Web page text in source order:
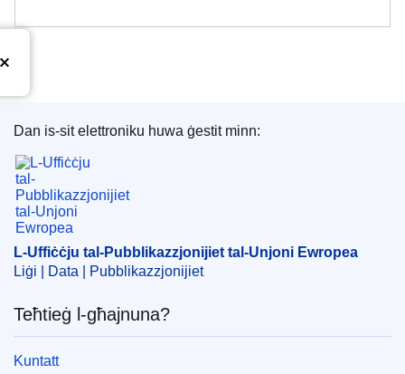
L-Uffiċċju tal-Pubblikazzjonijiet tal-Unjoni
Dan is-sit elettroniku huwa ġestit minn:
L-Uffiċċju tal-Pubblikazzjonijiet tal-Unjoni Ewropea
Liġi | Data | Pubblikazzjonijiet
Teħtieġ l-għajnuna?
Kuntatt